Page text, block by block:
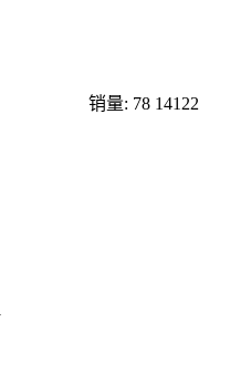
销量: 78 14122